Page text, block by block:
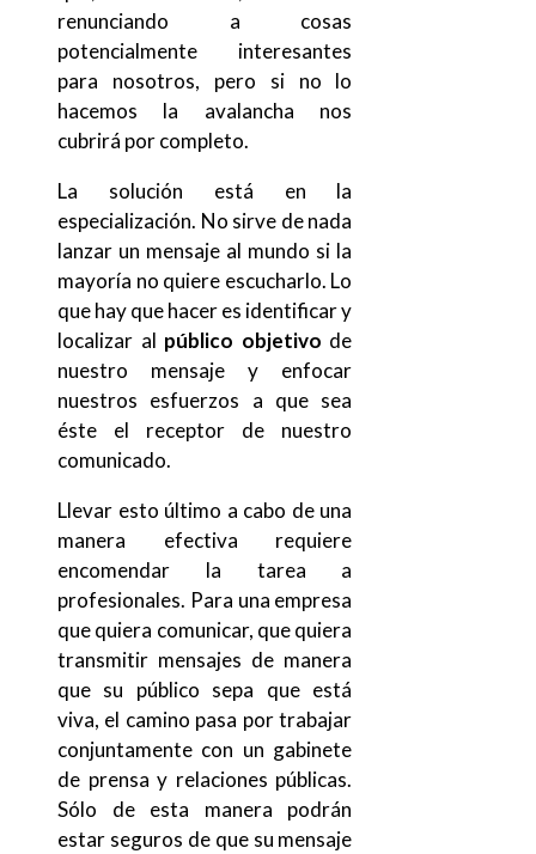
renunciando a cosas
potencialmente interesantes
para nosotros, pero si no lo
hacemos la avalancha nos
cubrirá por completo.
La solución está en la
especialización. No sirve de nada
lanzar un mensaje al mundo si la
mayoría no quiere escucharlo. Lo
que hay que hacer es identificar y
localizar al público objetivo de
nuestro mensaje y enfocar
nuestros esfuerzos a que sea
éste el receptor de nuestro
comunicado.
Llevar esto último a cabo de una
manera efectiva requiere
encomendar la tarea a
profesionales. Para una empresa
que quiera comunicar, que quiera
transmitir mensajes de manera
que su público sepa que está
viva, el camino pasa por trabajar
conjuntamente con un gabinete
de prensa y relaciones públicas.
Sólo de esta manera podrán
estar seguros de que su mensaje